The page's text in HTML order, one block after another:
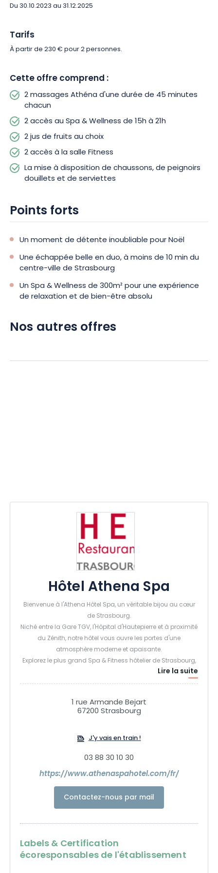
Alors, pourquoi attendre ? Procurez-vous votre coffret dès
Athena Spa !
Du 30.10.2023 au 31.12.2025
Tarifs
À partir de 230 € pour 2 personnes.
Cette offre comprend :
2 massages Athéna d'une durée de 45 minutes
chacun
2 accès au Spa & Wellness de 15h à 21h
2 jus de fruits au choix
2 accès à la salle Fitness
La mise à disposition de chaussons, de peignoirs
douillets et de serviettes
Points forts
Un moment de détente inoubliable pour Noël
Une échappée belle en duo, à moins de 10 min du
centre-ville de Strasbourg
Un Spa & Wellness de 300m² pour une expérience
de relaxation et de bien-être absolu
Nos autres offres
Hôtel Athena Spa
Bienvenue à l'Athena Hôtel Spa, un véritable bijou au cœur
de Strasbourg.
Niché entre la Gare TGV, l'Hôpital d'Hautepierre et à proximité
du Zénith, notre hôtel vous ouvre les portes d'une
atmosphère moderne et apaisante.
Explorez le plus grand Spa & Fitness hôtelier de Strasbourg,
offrant 300 m² de pur bien-être. Avec nos 78 chambres et 14
suites, toutes pensées pour votre confort et climatisées,
Lire la suite
1 rue Armande Bejart
67200 Strasbourg
J'y vais en train !
03 88 30 10 30
https://www.athenaspahotel.com/fr/
Contactez-nous par mail
Labels & Certification
écoresponsables de l'établissement